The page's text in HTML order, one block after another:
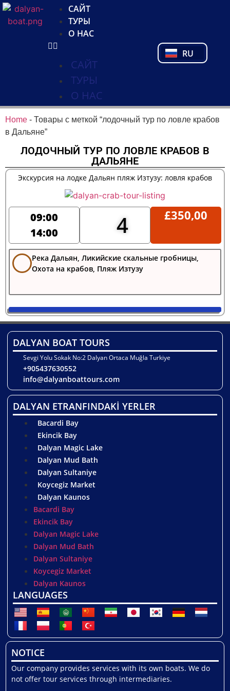
САЙТ
ТУРЫ
О НАС
САЙТ
ТУРЫ
О НАС
RU
PT
TR
Home - Товары с меткой “лодочный тур по ловле крабов
в Дальяне”
ЛОДОЧНЫЙ ТУР ПО ЛОВЛЕ КРАБОВ В
ДАЛЬЯНЕ
Экскурсия на лодке Дальян пляж Изтузу: ловля крабов
09:00
14:00
4 £350,00
Река Дальян, Ликийские скальные гробницы,
Охота на крабов, Пляж Изтузу
DALYAN BOAT TOURS
Sevgi Yolu Sokak No:2 Dalyan Ortaca Muğla Turkiye
+905437630552
info@dalyanboattours.com
DALYAN ETRANFINDAKİ YERLER
Bacardi Bay
Ekincik Bay
Dalyan Magic Lake
Dalyan Mud Bath
Dalyan Sultaniye
Koycegiz Market
Dalyan Kaunos
Bacardi Bay
Ekincik Bay
Dalyan Magic Lake
Dalyan Mud Bath
Dalyan Sultaniye
Koycegiz Market
Dalyan Kaunos
LANGUAGES
NOTICE
Our company provides services with its own boats. We do
not offer tour services through intermediaries.